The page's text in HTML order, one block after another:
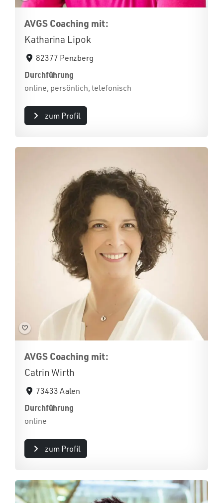
AVGS Coaching mit:
Katharina Lipok
82377 Penzberg
Durchführung
online, persönlich, telefonisch
zum Profil
AVGS Coaching mit:
Catrin Wirth
73433 Aalen
Durchführung
online
zum Profil